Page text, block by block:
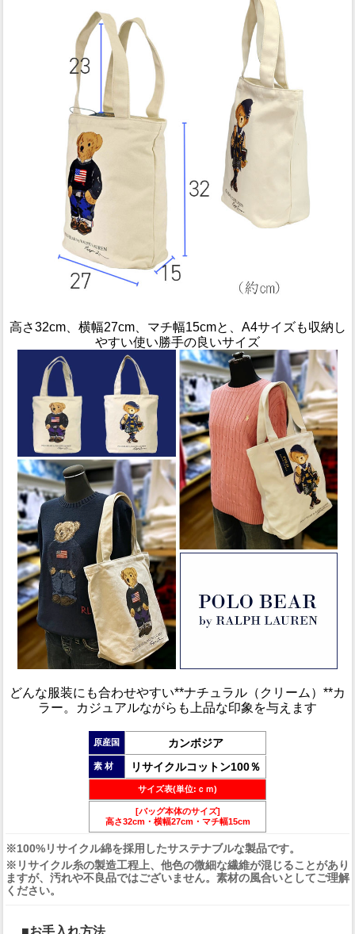
高さ32cm、横幅27cm、マチ幅15cmと、A4サイズも収納し
やすい使い勝手の良いサイズ
どんな服装にも合わせやすい**ナチュラル（クリーム）**カ
ラー。カジュアルながらも上品な印象を与えます
原産国 カンボジア
素 材 リサイクルコットン100％
サイズ表(単位:ｃｍ)
[バッグ本体のサイズ]
高さ32cm・横幅27cm・マチ幅15cm
※100%リサイクル綿を採用したサステナブルな製品です。
※リサイクル糸の製造工程上、他色の微細な繊維が混じることがあり
ますが、汚れや不良品ではございません。素材の風合いとしてご理解
ください。
■お手入れ方法